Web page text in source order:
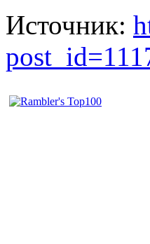
Источник: